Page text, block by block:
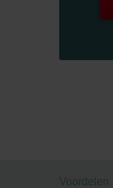
Voordelen